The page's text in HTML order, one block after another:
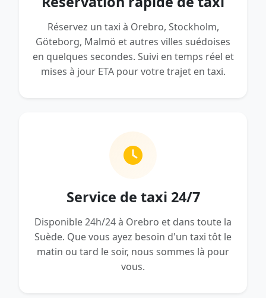
Réservez un taxi à Orebro, Stockholm,
Göteborg, Malmö et autres villes suédoises
en quelques secondes. Suivi en temps réel et
mises à jour ETA pour votre trajet en taxi.
Service de taxi 24/7
Disponible 24h/24 à Orebro et dans toute la
Suède. Que vous ayez besoin d'un taxi tôt le
matin ou tard le soir, nous sommes là pour
vous.